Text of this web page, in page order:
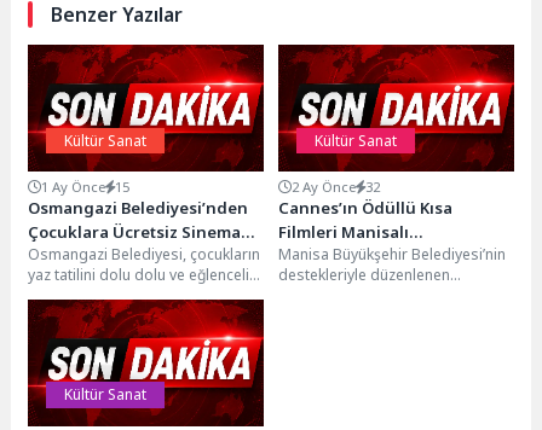
Benzer Yazılar
Kültür Sanat
1 Ay Önce 15
Osmangazi Belediyesi’nden
Çocuklara Ücretsiz Sinema
Keyfi
Osmangazi Belediyesi, çocukların
yaz tatilini dolu dolu ve eğlenceli
geçirmesi amacıyla düzenlediği
etkinliklere açık hava...
Kültür Sanat
2 Ay Önce 32
Cannes’ın Ödüllü Kısa
Filmleri Manisalı
Sinemaseverlerle Buluştu
Manisa Büyükşehir Belediyesi’nin
destekleriyle düzenlenen
Kültür Sanat